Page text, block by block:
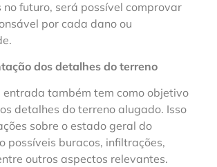
futuro, será possível comprovar
por cada dano ou
dos detalhes do terreno
também tem como objetivo
detalhes do terreno alugado. Isso
sobre o estado geral do
possíveis buracos, infiltrações,
outros aspectos relevantes.